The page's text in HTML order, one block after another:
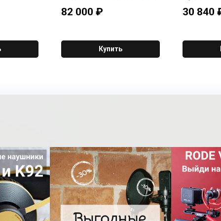
re 1V/Pa
Кроссовер 3000Гц. Габариты
82 000 ₽
Купить
вокальный
30 840